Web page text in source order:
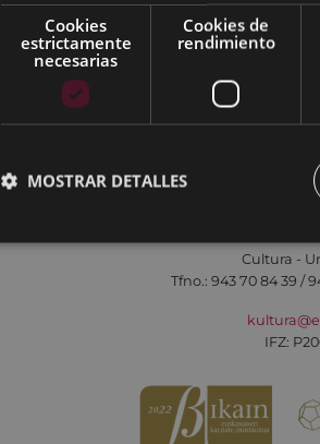
Mapa del Sitio Aviso legal
Cultura -
Tfno.: 943 70 84 39 /
IFZ:
Cookies
estrictamente
necesarias
Cookies de
rendimiento
MOSTRAR DETALLES